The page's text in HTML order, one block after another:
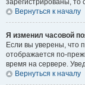
зарегистрированы, то
Вернуться к началу
Я изменил часовой
Если вы уверены, что
отображается по-
время на сервере.
Вернуться к началу